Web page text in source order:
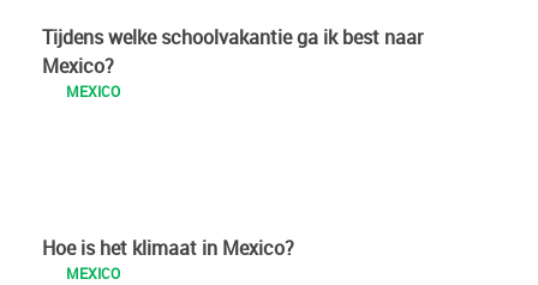
Tijdens welke schoolvakantie ga ik best naar
Mexico?
MEXICO
Hoe is het klimaat in Mexico?
MEXICO